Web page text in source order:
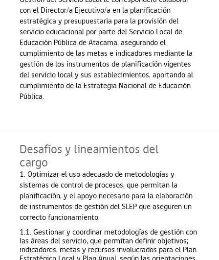
con el Director/a Ejecutivo/a en la planificación
estratégica y presupuestaria para la provisión del
servicio educacional por parte del Servicio Local de
Educación Pública de Atacama, asegurando el
cumplimiento de las metas e indicadores mediante la
gestión de los instrumentos de planificación vigentes
del servicio local y sus establecimientos, aportando al
cumplimiento de la Estrategia Nacional de Educación
Pública.
Desafíos y lineamientos del
cargo
1. Optimizar el uso adecuado de metodologías y
sistemas de control de procesos, que permitan la
planificación, y el apoyo necesario para la elaboración
de instrumentos de gestión del SLEP que aseguren un
correcto funcionamiento.
1.1. Gestionar y coordinar metodologías de gestión con
las áreas del servicio, que permitan definir objetivos;
indicadores, metas y recursos involucrados para el Plan